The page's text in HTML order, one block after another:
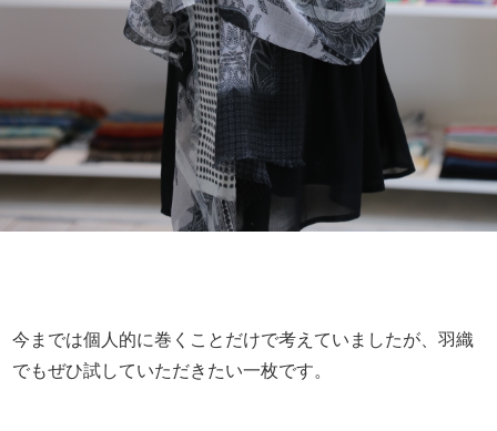
今までは個人的に巻くことだけで考えていましたが、羽織
でもぜひ試していただきたい一枚です。